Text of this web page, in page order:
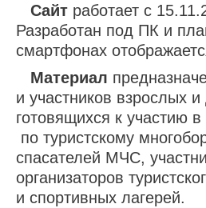
Сайт работает с
Разработан под ПК и
смартфонах
Материал
и участников взрослых
готовящихся к участию
по туристскому
спасателей МЧС,
организаторов
и спортивных лагерей.